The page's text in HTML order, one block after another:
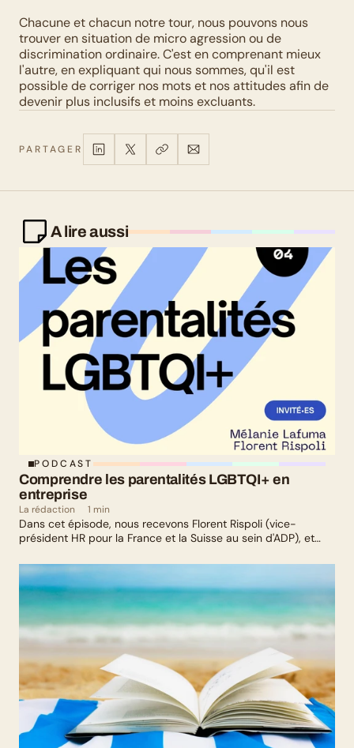
Chacune et chacun notre tour, nous pouvons nous
trouver en situation de micro agression ou de
discrimination ordinaire. C'est en comprenant mieux
l'autre, en expliquant qui nous sommes, qu'il est
possible de corriger nos mots et nos attitudes afin de
devenir plus inclusifs et moins excluants.
PARTAGER
A lire aussi
PODCAST
Comprendre les parentalités LGBTQI+ en
entreprise
La rédaction 1 min
Dans cet épisode, nous recevons Florent Rispoli (vice-
président HR pour la France et la Suisse au sein d'ADP), et
leurs parcours de parents LGBTQ+.